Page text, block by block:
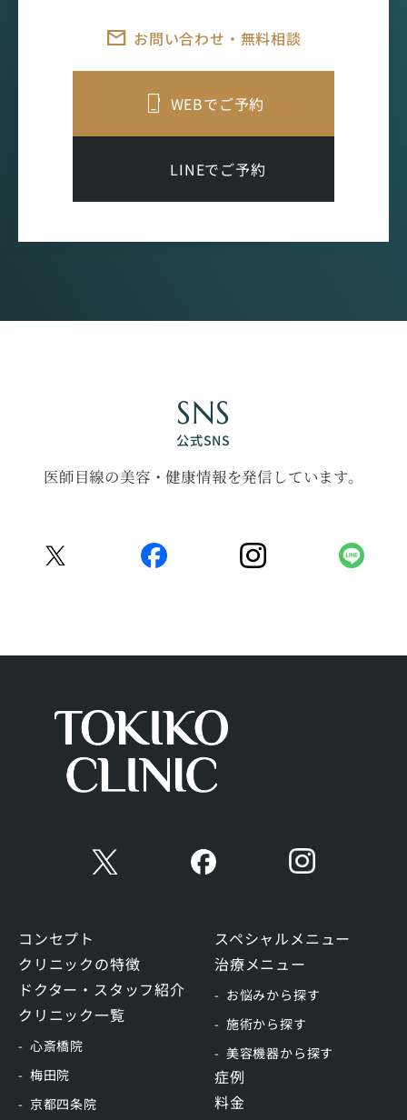
お問い合わせ・無料相談
WEBでご予約
LINEでご予約
SNS
公式SNS
医師目線の美容・健康情報を発信しています。
コンセプト
クリニックの特徴
ドクター・スタッフ紹介
クリニック一覧
心斎橋院
梅田院
京都四条院
スペシャルメニュー
治療メニュー
お悩みから探す
施術から探す
美容機器から探す
症例
料金